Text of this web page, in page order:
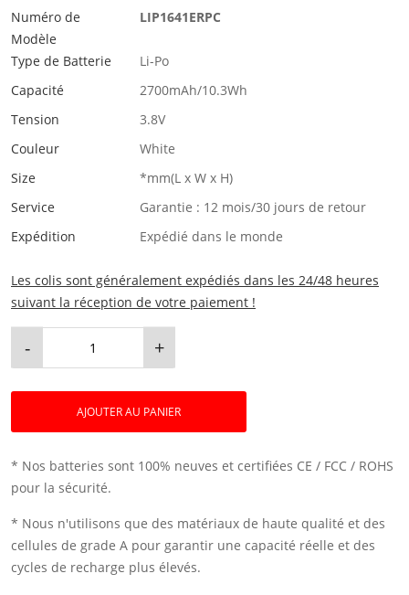
Numéro de
Modèle
LIP1641ERPC
Type de Batterie
Li-Po
Capacité
2700mAh/10.3Wh
Tension
3.8V
Couleur
White
Size
*mm(L x W x H)
Service
Garantie : 12 mois/30 jours de retour
Expédition
Expédié dans le monde
Les colis sont généralement expédiés dans les 24/48 heures
suivant la réception de votre paiement !
- +
AJOUTER AU PANIER
* Nos batteries sont 100% neuves et certifiées CE / FCC / ROHS
pour la sécurité.
* Nous n'utilisons que des matériaux de haute qualité et des
cellules de grade A pour garantir une capacité réelle et des
cycles de recharge plus élevés.